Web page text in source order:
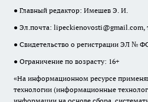
● Главный редактор: Имешев Э. И.
● Эл.почта: lipeckienovosti@gmail.com,
● Свидетельство о регистрации ЭЛ № ФС
● Ограничение по возрасту: 16+
«На информационном ресурсе
технологии (информационные